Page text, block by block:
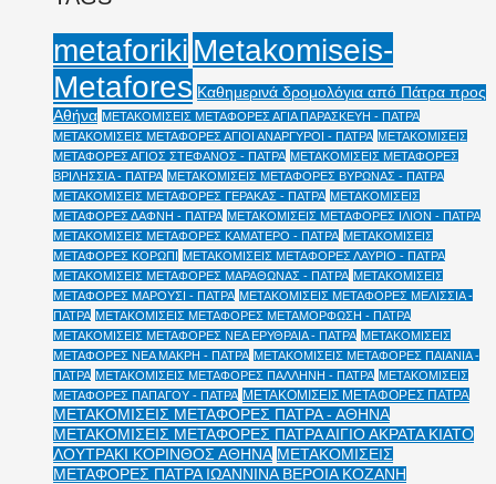
metaforiki Metakomiseis-
Metafores Καθημερινά δρομολόγια από Πάτρα προς
Αθήνα ΜΕΤΑΚΟΜΙΣΕΙΣ ΜΕΤΑΦΟΡΕΣ ΑΓΙΑ ΠΑΡΑΣΚΕΥΗ - ΠΑΤΡΑ
ΜΕΤΑΚΟΜΙΣΕΙΣ ΜΕΤΑΦΟΡΕΣ ΑΓΙΟΙ ΑΝΑΡΓΥΡΟΙ - ΠΑΤΡΑ ΜΕΤΑΚΟΜΙΣΕΙΣ
ΜΕΤΑΦΟΡΕΣ ΑΓΙΟΣ ΣΤΕΦΑΝΟΣ - ΠΑΤΡΑ ΜΕΤΑΚΟΜΙΣΕΙΣ ΜΕΤΑΦΟΡΕΣ
ΒΡΙΛΗΣΣΙΑ - ΠΑΤΡΑ ΜΕΤΑΚΟΜΙΣΕΙΣ ΜΕΤΑΦΟΡΕΣ ΒΥΡΩΝΑΣ - ΠΑΤΡΑ
ΜΕΤΑΚΟΜΙΣΕΙΣ ΜΕΤΑΦΟΡΕΣ ΓΕΡΑΚΑΣ - ΠΑΤΡΑ ΜΕΤΑΚΟΜΙΣΕΙΣ
ΜΕΤΑΦΟΡΕΣ ΔΑΦΝΗ - ΠΑΤΡΑ ΜΕΤΑΚΟΜΙΣΕΙΣ ΜΕΤΑΦΟΡΕΣ ΙΛΙΟΝ - ΠΑΤΡΑ
ΜΕΤΑΚΟΜΙΣΕΙΣ ΜΕΤΑΦΟΡΕΣ ΚΑΜΑΤΕΡΟ - ΠΑΤΡΑ ΜΕΤΑΚΟΜΙΣΕΙΣ
ΜΕΤΑΦΟΡΕΣ ΚΟΡΩΠΙ ΜΕΤΑΚΟΜΙΣΕΙΣ ΜΕΤΑΦΟΡΕΣ ΛΑΥΡΙΟ - ΠΑΤΡΑ
ΜΕΤΑΚΟΜΙΣΕΙΣ ΜΕΤΑΦΟΡΕΣ ΜΑΡΑΘΩΝΑΣ - ΠΑΤΡΑ ΜΕΤΑΚΟΜΙΣΕΙΣ
ΜΕΤΑΦΟΡΕΣ ΜΑΡΟΥΣΙ - ΠΑΤΡΑ ΜΕΤΑΚΟΜΙΣΕΙΣ ΜΕΤΑΦΟΡΕΣ ΜΕΛΙΣΣΙΑ -
ΠΑΤΡΑ ΜΕΤΑΚΟΜΙΣΕΙΣ ΜΕΤΑΦΟΡΕΣ ΜΕΤΑΜΟΡΦΩΣΗ - ΠΑΤΡΑ
ΜΕΤΑΚΟΜΙΣΕΙΣ ΜΕΤΑΦΟΡΕΣ ΝΕΑ ΕΡΥΘΡΑΙΑ - ΠΑΤΡΑ ΜΕΤΑΚΟΜΙΣΕΙΣ
ΜΕΤΑΦΟΡΕΣ ΝΕΑ ΜΑΚΡΗ - ΠΑΤΡΑ ΜΕΤΑΚΟΜΙΣΕΙΣ ΜΕΤΑΦΟΡΕΣ ΠΑΙΑΝΙΑ -
ΠΑΤΡΑ ΜΕΤΑΚΟΜΙΣΕΙΣ ΜΕΤΑΦΟΡΕΣ ΠΑΛΛΗΝΗ - ΠΑΤΡΑ ΜΕΤΑΚΟΜΙΣΕΙΣ
ΜΕΤΑΦΟΡΕΣ ΠΑΠΑΓΟΥ - ΠΑΤΡΑ ΜΕΤΑΚΟΜΙΣΕΙΣ ΜΕΤΑΦΟΡΕΣ ΠΑΤΡΑ
ΜΕΤΑΚΟΜΙΣΕΙΣ ΜΕΤΑΦΟΡΕΣ ΠΑΤΡΑ - ΑΘΗΝΑ
ΜΕΤΑΚΟΜΙΣΕΙΣ ΜΕΤΑΦΟΡΕΣ ΠΑΤΡΑ ΑΙΓΙΟ ΑΚΡΑΤΑ ΚΙΑΤΟ
ΛΟΥΤΡΑΚΙ ΚΟΡΙΝΘΟΣ ΑΘΗΝΑ ΜΕΤΑΚΟΜΙΣΕΙΣ
ΜΕΤΑΦΟΡΕΣ ΠΑΤΡΑ ΙΩΑΝΝΙΝΑ ΒΕΡΟΙΑ ΚΟΖΑΝΗ